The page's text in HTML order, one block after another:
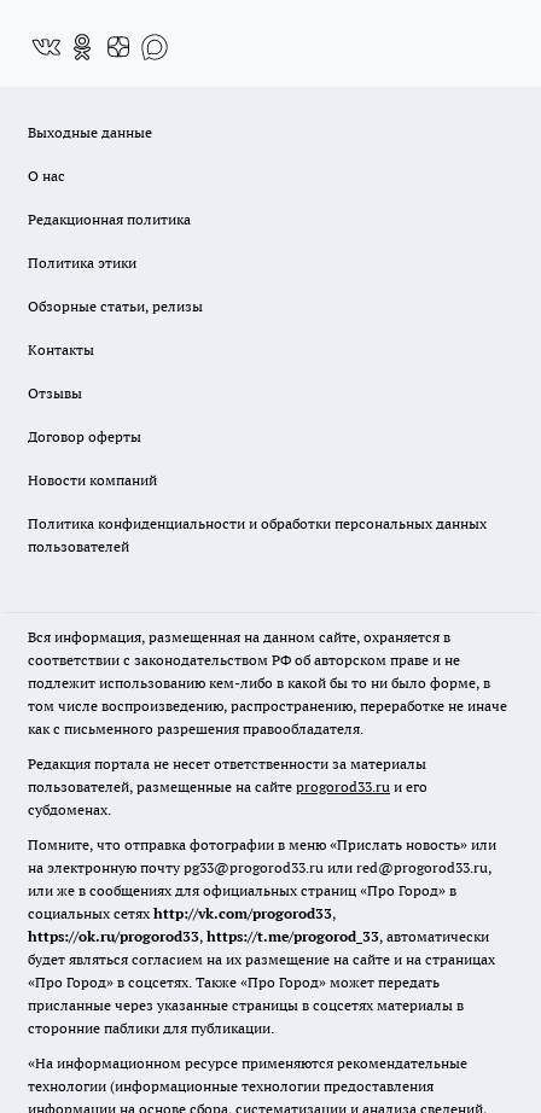
Выходные данные
О нас
Редакционная политика
Политика этики
Обзорные статьи, релизы
Контакты
Отзывы
Договор оферты
Новости компаний
Политика конфиденциальности и обработки персональных данных
пользователей
Вся информация, размещенная на данном сайте, охраняется в
соответствии с законодательством РФ об авторском праве и не
подлежит использованию кем-либо в какой бы то ни было форме, в
том числе воспроизведению, распространению, переработке не иначе
как с письменного разрешения правообладателя.
Редакция портала не несет ответственности за материалы
пользователей, размещенные на сайте progorod33.ru и его
субдоменах.
Помните, что отправка фотографии в меню «Прислать новость» или
на электронную почту pg33@progorod33.ru или red@progorod33.ru,
или же в сообщениях для официальных страниц «Про Город» в
социальных сетях http://vk.com/progorod33,
https://ok.ru/progorod33, https://t.me/progorod_33, автоматически
будет являться согласием на их размещение на сайте и на страницах
«Про Город» в соцсетях. Также «Про Город» может передать
присланные через указанные страницы в соцсетях материалы в
сторонние паблики для публикации.
«На информационном ресурсе применяются рекомендательные
технологии (информационные технологии предоставления
информации на основе сбора, систематизации и анализа сведений,